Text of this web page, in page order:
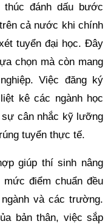
đánh dấu bước
cả nước khi chính
tuyển đại học. Đây
chọn mà còn mang
Việc đăng ký
kê các ngành học
cân nhắc kỹ lưỡng
tuyển thực tế.
giúp thí sinh nâng
điểm chuẩn đều
và các trường.
bản thân, việc sắp